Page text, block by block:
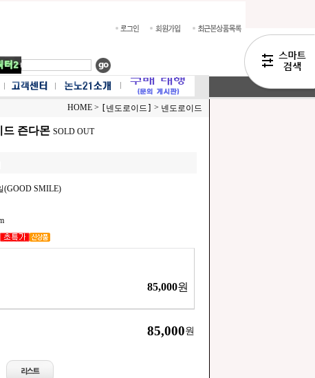
HOME > [넨도로이드] > 넨도로이드
드 즌다몬 SOLD OUT
(GOOD SMILE)
85,000원
85,000원